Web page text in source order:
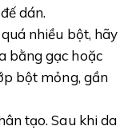
dán.
nhiều bột, hãy
bằng gạc hoặc
bột mỏng, gần
tạo. Sau khi da